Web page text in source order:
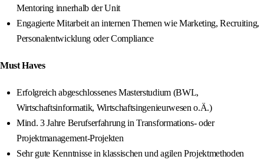
Mentoring innerhalb der Unit
Engagierte Mitarbeit an internen Themen wie Marketing, Recruiting,
Personalentwicklung oder Compliance
Must Haves
Erfolgreich abgeschlossenes Masterstudium (BWL,
Wirtschaftsinformatik, Wirtschaftsingenieurwesen o.Ä.)
Mind. 3 Jahre Berufserfahrung in Transformations‑ oder
Projektmanagement‑Projekten
Sehr gute Kenntnisse in klassischen und agilen Projektmethoden